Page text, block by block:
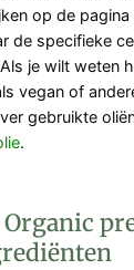
op de
de specifieke
je wilt weten
vegan of
gebruikte
.